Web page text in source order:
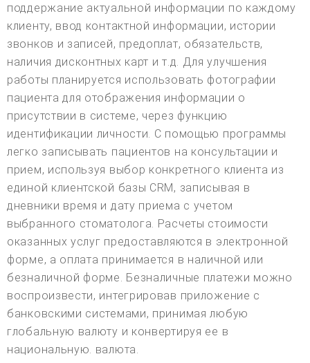
поддержание актуальной информации по каждому
клиенту, ввод контактной информации, истории
звонков и записей, предоплат, обязательств,
наличия дисконтных карт и т.д. Для улучшения
работы планируется использовать фотографии
пациента для отображения информации о
присутствии в системе, через функцию
идентификации личности. С помощью программы
легко записывать пациентов на консультации и
прием, используя выбор конкретного клиента из
единой клиентской базы CRM, записывая в
дневники время и дату приема с учетом
выбранного стоматолога. Расчеты стоимости
оказанных услуг предоставляются в электронной
форме, а оплата принимается в наличной или
безналичной форме. Безналичные платежи можно
воспроизвести, интегрировав приложение с
банковскими системами, принимая любую
глобальную валюту и конвертируя ее в
национальную. валюта.